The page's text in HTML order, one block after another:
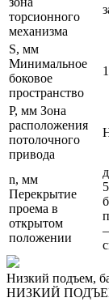
торсионного
механизма
S, мм
Минимальное
боковое
пространство
P, мм Зона
расположения
потолочного
привода
n, мм
Перекрытие
проема в
открытом
положении
Низкий подъем,
НИЗКИЙ